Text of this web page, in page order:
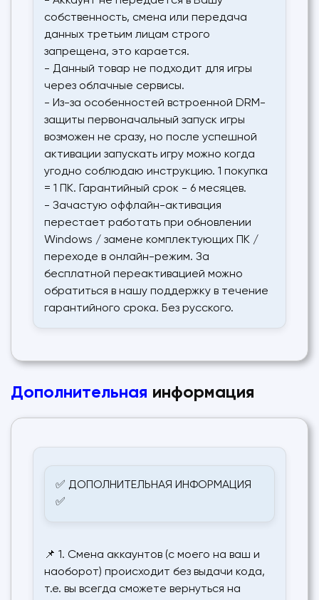
собственность, смена или передача
данных третьим лицам строго
запрещена, это карается.
- Данный товар не подходит для игры
через облачные сервисы.
- Из-за особенностей встроенной DRM-
защиты первоначальный запуск игры
возможен не сразу, но после успешной
активации запускать игру можно когда
угодно соблюдаю инструкцию. 1 покупка
= 1 ПК. Гарантийный срок - 6 месяцев.
- Зачастую оффлайн-активация
перестает работать при обновлении
Windows / замене комплектующих ПК /
переходе в онлайн-режим. За
бесплатной переактивацией можно
обратиться в нашу поддержку в течение
гарантийного срока. Без русского.
Дополнительная информация
✅ ДОПОЛНИТЕЛЬНАЯ ИНФОРМАЦИЯ
✅
📌 1. Смена аккаунтов (с моего на ваш и
наоборот) происходит без выдачи кода,
т.е. вы всегда сможете вернуться на